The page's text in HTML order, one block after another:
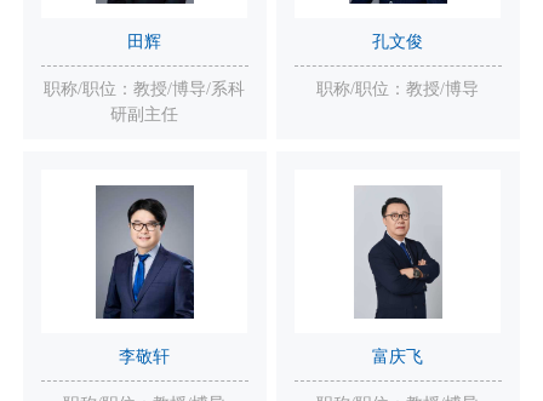
田辉
职称/职位：教授/博导/系科
研副主任
孔文俊
职称/职位：教授/博导
李敬轩 富庆飞